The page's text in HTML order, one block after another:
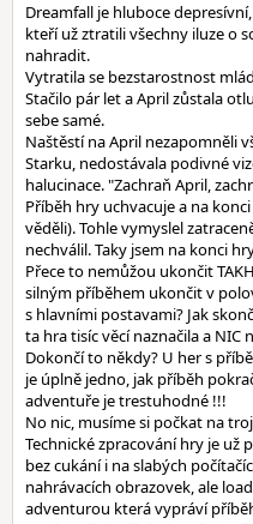
Dreamfall je hluboce
kteří už ztratili všechny iluze o
nahradit.
Vytratila se bezstarostnost
Stačilo pár let a April zůstala
sebe samé.
Naštěstí na April nezapomněli
Starku, nedostávala podivné
halucinace. "Zachraň April,
Příběh hry uchvacuje a na
věděli). Tohle vymyslel
nechválil. Taky jsem na konci
Přece to nemůžou ukončit
silným příběhem ukončit v
s hlavními postavami? Jak
ta hra tisíc věcí naznačila a NIC
Dokončí to někdy? U her s
je úplně jedno, jak příběh
adventuře je trestuhodné !!!
No nic, musíme si počkat na
Technické zpracování hry je už
bez cukání i na slabých
nahrávacích obrazovek, ale
adventurou která vypráví